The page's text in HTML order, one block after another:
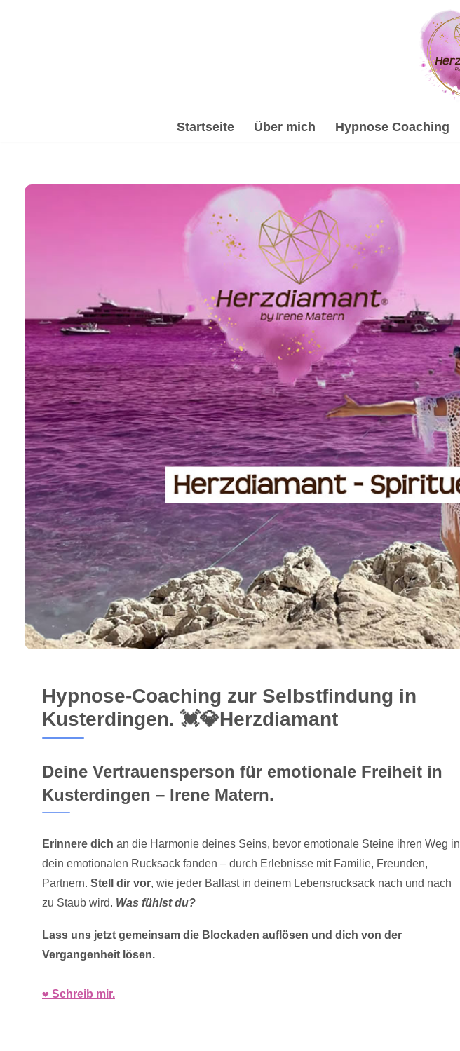
Startseite Über mich Hypnose Coaching
Hypnose-Coaching zur Selbstfindung in
Kusterdingen. 💓️💎Herzdiamant
Deine Vertrauensperson für emotionale Freiheit in
Kusterdingen – Irene Matern.
Erinnere dich an die Harmonie deines Seins, bevor emotionale Steine ihren Weg in
dein emotionalen Rucksack fanden – durch Erlebnisse mit Familie, Freunden,
Partnern. Stell dir vor, wie jeder Ballast in deinem Lebensrucksack nach und nach
zu Staub wird. Was fühlst du?
Lass uns jetzt gemeinsam die Blockaden auflösen und dich von der
Vergangenheit lösen.
❤️ Schreib mir.